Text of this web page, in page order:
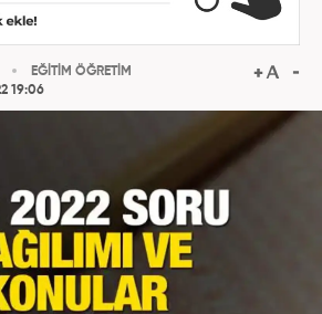
19:06
EĞİTİM ÖĞRETİM